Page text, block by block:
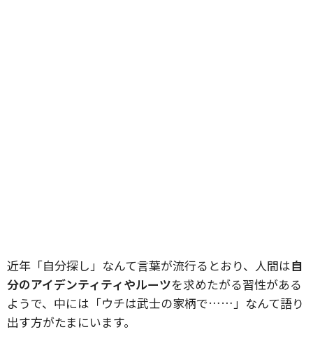
近年「自分探し」なんて言葉が流行るとおり、人間は自
分のアイデンティティやルーツを求めたがる習性がある
ようで、中には「ウチは武士の家柄で……」なんて語り
出す方がたまにいます。